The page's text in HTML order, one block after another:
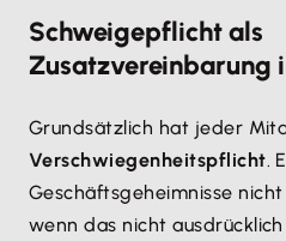
Schweigepflicht als
Zusatzvereinbarung
Grundsätzlich hat jeder
Verschwiegenheitspflicht.
Geschäftsgeheimnisse
wenn das nicht